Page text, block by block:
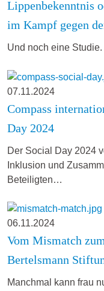
Lippenbekenntnis
im Kampf gegen
Und noch eine Studie.
07.11.2024
Compass
Day 2024
Der Social Day 2024
Inklusion und
Beteiligten…
06.11.2024
Vom Mismatch
Bertelsmann
Manchmal kann frau